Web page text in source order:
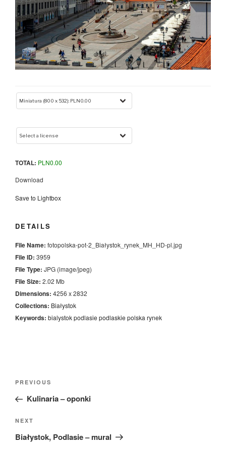
TOTAL: PLN0.00
Download
Save to Lightbox
DETAILS
File Name: fotopolska-pot-2_Białystok_rynek_MH_HD-pl.jpg
File ID: 3959
File Type: JPG (image/jpeg)
File Size: 2.02 Mb
Dimensions: 4256 x 2832
Collections: Białystok
Keywords: bialystokpodlasie podlaskie polska rynek
Nawigacja
Previous
Post
PREVIOUS
Kulinaria – oponki
Next
Post
NEXT
Białystok, Podlasie – mural